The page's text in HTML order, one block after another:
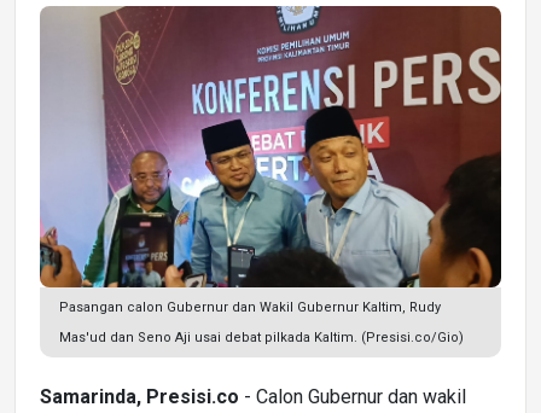
Pasangan calon Gubernur dan Wakil Gubernur Kaltim, Rudy
Mas'ud dan Seno Aji usai debat pilkada Kaltim. (Presisi.co/Gio)
Samarinda, Presisi.co - Calon Gubernur dan wakil